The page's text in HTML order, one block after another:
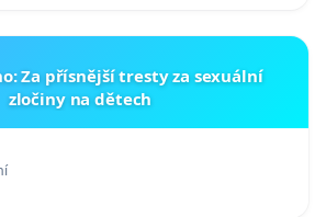
Za přísnější tresty za sexuální
zločiny na dětech